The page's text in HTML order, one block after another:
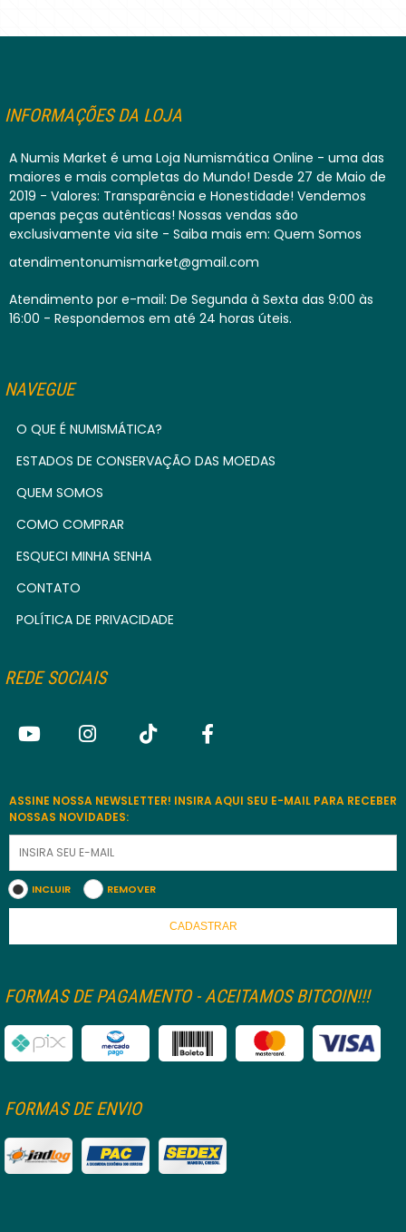
INFORMAÇÕES DA LOJA
A Numis Market é uma Loja Numismática Online - uma das
maiores e mais completas do Mundo! Desde 27 de Maio de
2019 - Valores: Transparência e Honestidade! Vendemos
apenas peças autênticas! Nossas vendas são
exclusivamente via site - Saiba mais em: Quem Somos
atendimentonumismarket@gmail.com
Atendimento por e-mail: De Segunda à Sexta das 9:00 às
16:00 - Respondemos em até 24 horas úteis.
NAVEGUE
O QUE É NUMISMÁTICA?
ESTADOS DE CONSERVAÇÃO DAS MOEDAS
QUEM SOMOS
COMO COMPRAR
ESQUECI MINHA SENHA
CONTATO
POLÍTICA DE PRIVACIDADE
REDE SOCIAIS
ASSINE NOSSA NEWSLETTER! INSIRA AQUI SEU E-MAIL PARA RECEBER
NOSSAS NOVIDADES:
INCLUIR REMOVER
CADASTRAR
FORMAS DE PAGAMENTO - ACEITAMOS BITCOIN!!!
FORMAS DE ENVIO